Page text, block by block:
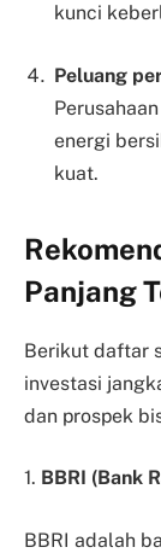
kunci
Peluang
energi
kuat.
Panjang
Berikut daftar
investasi
dan prospek
1. BBRI (Bank
BBRI adalah